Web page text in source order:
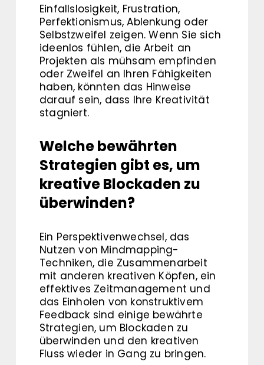
Einfallslosigkeit, Frustration,
Perfektionismus, Ablenkung oder
Selbstzweifel zeigen. Wenn Sie sich
ideenlos fühlen, die Arbeit an
Projekten als mühsam empfinden
oder Zweifel an Ihren Fähigkeiten
haben, könnten das Hinweise
darauf sein, dass Ihre Kreativität
stagniert.
Welche bewährten
Strategien gibt es, um
kreative Blockaden zu
überwinden?
Ein Perspektivenwechsel, das
Nutzen von Mindmapping-
Techniken, die Zusammenarbeit
mit anderen kreativen Köpfen, ein
effektives Zeitmanagement und
das Einholen von konstruktivem
Feedback sind einige bewährte
Strategien, um Blockaden zu
überwinden und den kreativen
Fluss wieder in Gang zu bringen.